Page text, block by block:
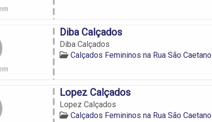
Diba Calçados
Diba Calçados
Calçados Femininos na Rua São Caetano
Lopez Calçados
Lopez Calçados
Calçados Femininos na Rua São Caetano